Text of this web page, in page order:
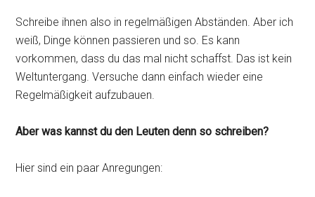
Schreibe ihnen also in regelmäßigen Abständen. Aber ich
weiß, Dinge können passieren und so. Es kann
vorkommen, dass du das mal nicht schaffst. Das ist kein
Weltuntergang. Versuche dann einfach wieder eine
Regelmäßigkeit aufzubauen.
Aber was kannst du den Leuten denn so schreiben?
Hier sind ein paar Anregungen: